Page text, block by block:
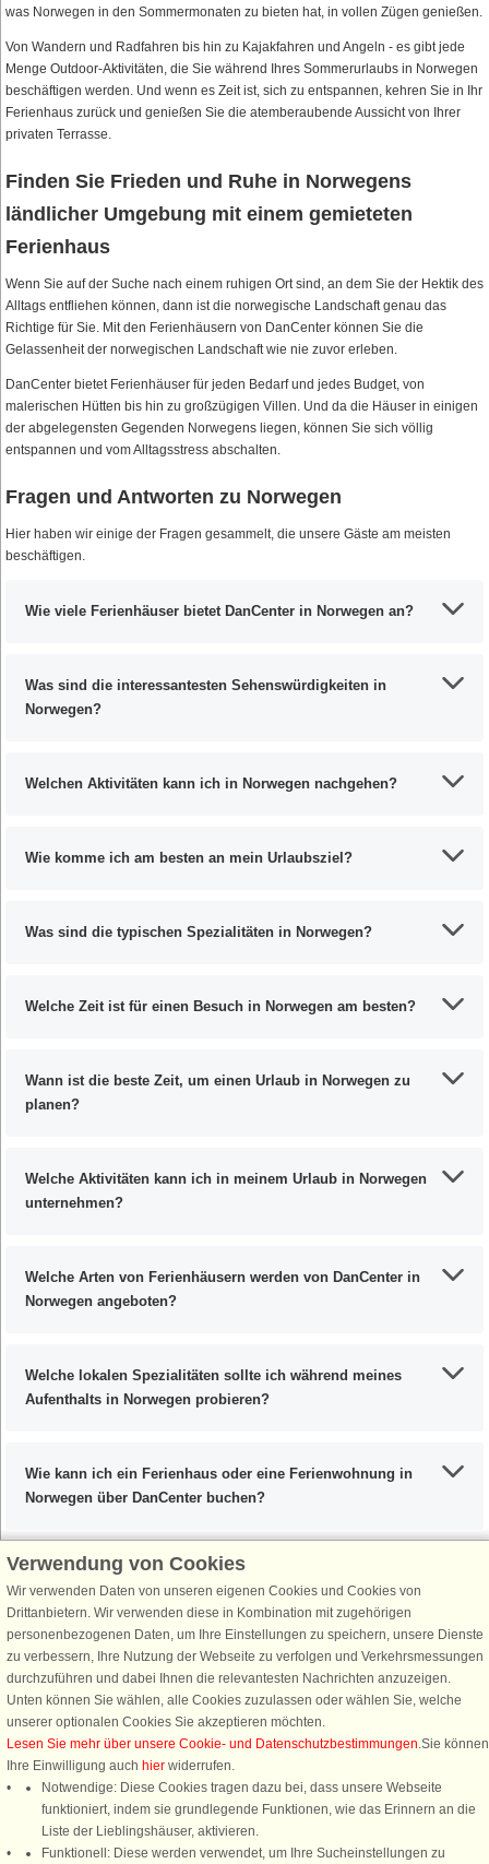
was Norwegen in den Sommermonaten zu bieten hat, in vollen Zügen genießen.
Von Wandern und Radfahren bis hin zu Kajakfahren und Angeln - es gibt jede
Menge Outdoor-Aktivitäten, die Sie während Ihres Sommerurlaubs in Norwegen
beschäftigen werden. Und wenn es Zeit ist, sich zu entspannen, kehren Sie in Ihr
Ferienhaus zurück und genießen Sie die atemberaubende Aussicht von Ihrer
privaten Terrasse.
Finden Sie Frieden und Ruhe in Norwegens
ländlicher Umgebung mit einem gemieteten
Ferienhaus
Wenn Sie auf der Suche nach einem ruhigen Ort sind, an dem Sie der Hektik des
Alltags entfliehen können, dann ist die norwegische Landschaft genau das
Richtige für Sie. Mit den Ferienhäusern von DanCenter können Sie die
Gelassenheit der norwegischen Landschaft wie nie zuvor erleben.
DanCenter bietet Ferienhäuser für jeden Bedarf und jedes Budget, von
malerischen Hütten bis hin zu großzügigen Villen. Und da die Häuser in einigen
der abgelegensten Gegenden Norwegens liegen, können Sie sich völlig
entspannen und vom Alltagsstress abschalten.
Fragen und Antworten zu Norwegen
Hier haben wir einige der Fragen gesammelt, die unsere Gäste am meisten
beschäftigen.
Wie viele Ferienhäuser bietet DanCenter in Norwegen an?
Was sind die interessantesten Sehenswürdigkeiten in
Norwegen?
Welchen Aktivitäten kann ich in Norwegen nachgehen?
Wie komme ich am besten an mein Urlaubsziel?
Was sind die typischen Spezialitäten in Norwegen?
Welche Zeit ist für einen Besuch in Norwegen am besten?
Wann ist die beste Zeit, um einen Urlaub in Norwegen zu
planen?
Welche Aktivitäten kann ich in meinem Urlaub in Norwegen
unternehmen?
Welche Arten von Ferienhäusern werden von DanCenter in
Norwegen angeboten?
Welche lokalen Spezialitäten sollte ich während meines
Aufenthalts in Norwegen probieren?
Wie kann ich ein Ferienhaus oder eine Ferienwohnung in
Norwegen über DanCenter buchen?
Schließen Sie sich 100.000 Ferienhaus-Fans an
Erhalten Sie einen Willkommensgutschein von 25 €für Ihren nächsten
Ferienhausurlaub - melden Sie sich einfach für den DanCenter Newsletter
an. Verpassen Sie nie wieder exklusive Angebote, Gewinnspiele und
Urlaubstipps!
Newsletter abonnieren
Verwendung von Cookies
Wir verwenden Daten von unseren eigenen Cookies und Cookies von
Drittanbietern. Wir verwenden diese in Kombination mit zugehörigen
personenbezogenen Daten, um Ihre Einstellungen zu speichern, unsere Dienste
zu verbessern, Ihre Nutzung der Webseite zu verfolgen und Verkehrsmessungen
durchzuführen und dabei Ihnen die relevantesten Nachrichten anzuzeigen.
Unten können Sie wählen, alle Cookies zuzulassen oder wählen Sie, welche
unserer optionalen Cookies Sie akzeptieren möchten.
Lesen Sie mehr über unsere Cookie- und Datenschutzbestimmungen.Sie können
Ihre Einwilligung auch hier widerrufen.
Notwendige: Diese Cookies tragen dazu bei, dass unsere Webseite
funktioniert, indem sie grundlegende Funktionen, wie das Erinnern an die
Liste der Lieblingshäuser, aktivieren.
Funktionell: Diese werden verwendet, um Ihre Sucheinstellungen zu